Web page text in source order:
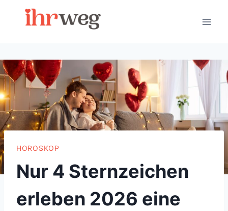
HOROSKOP
Nur 4 Sternzeichen
erleben 2026 eine